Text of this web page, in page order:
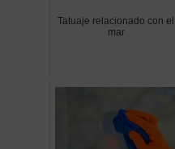
Tatuaje relacionado con el
mar